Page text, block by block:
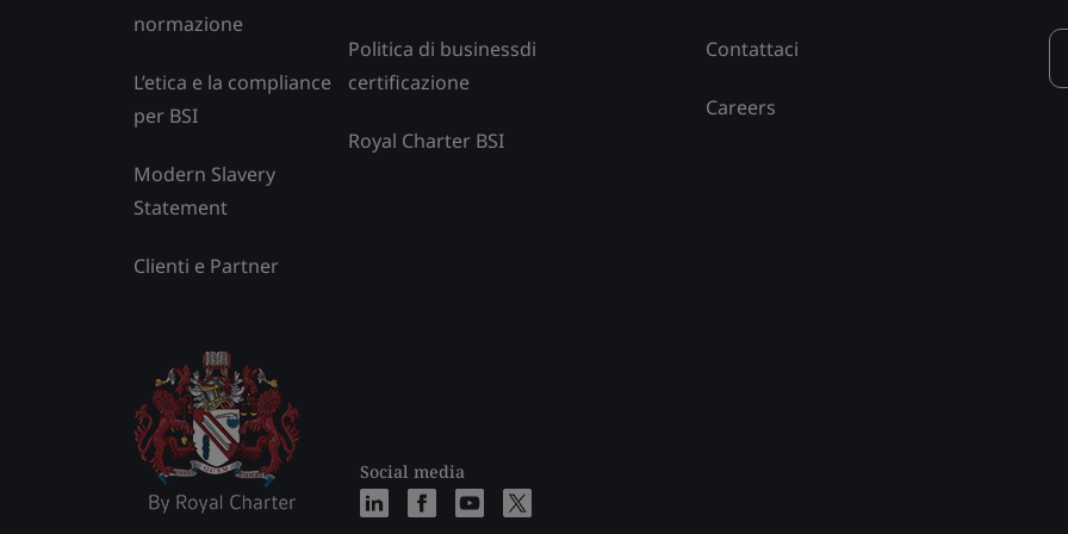
normazione
L’etica e la compliance
per BSI
Modern Slavery
Statement
Clienti e Partner
Politica di businessdi
certificazione
Royal Charter BSI
Social media
Contattaci
Careers